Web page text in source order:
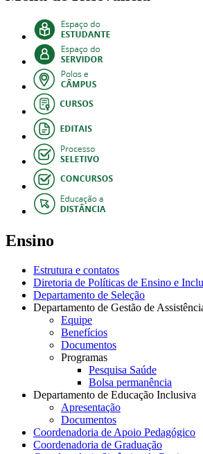
Ensino
Estrutura e contatos
Diretoria de Políticas de Ensino e
Departamento de Seleção
Departamento de Gestão de
Equipe
Benefícios
Documentos
Programas
Pesquisa Saúde
Bolsa permanência
Departamento de Educação Inclusiva
Apresentação
Documentos
Coordenadoria de Apoio Pedagógico
Coordenadoria de Graduação